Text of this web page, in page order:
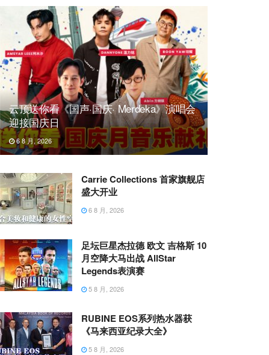
云顶送你看《国声·国庆· Merdeka》演唱会
迎接国庆日
6 8 月, 2026
Carrie Collections 首家旗舰店
盛大开业
6 8 月, 2026
足坛巨星杰拉德 欧文 吉格斯 10
月空降大马出战 AllStar
Legends表演赛
5 8 月, 2026
RUBINE EOS系列热水器获
《马来西亚纪录大全》
5 8 月, 2026